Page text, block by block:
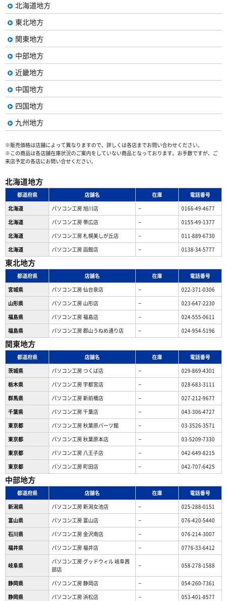
北海道地方
東北地方
関東地方
中部地方
近畿地方
中国地方
四国地方
九州地方
※販売価格は店舗によって異なりますので、詳しくは各店までお問い合わせください。
※この商品は各店舗在庫状況のご案内をしていない商品となっております。お手数ですが、ご
来店予定の各店にお問い合せください。
北海道地方
都道府県 店舗名 在庫
電話番号
北海道
パソコン工房 旭川店 −
0166-49-4677
北海道
パソコン工房 帯広店 −
0155-49-1377
北海道
パソコン⼯房 札幌美しが丘店 −
011-889-6730
北海道
パソコン工房 函館店 − 0138-34-5777
東北地方
都道府県 店舗名 在庫
電話番号
宮城県
パソコン工房 仙台泉店 −
022-371-0306
山形県
パソコン工房 山形店 −
023-647-2230
福島県
パソコン工房 福島店 −
024-555-0611
福島県
パソコン工房 郡山うねめ通り店 − 024-954-5196
関東地方
都道府県 店舗名 在庫
電話番号
茨城県
パソコン工房 つくば店 −
029-869-4301
栃木県
パソコン工房 宇都宮店 −
028-683-3111
群馬県
パソコン工房 新前橋店 −
027-212-9677
千葉県
パソコン工房 千葉店 −
043-306-4727
東京都
パソコン工房 秋葉原パーツ館 −
03-3526-3571
東京都
パソコン工房 秋葉原本店 −
03-5209-7330
東京都
パソコン工房 八王子店 −
042-649-8215
東京都
パソコン工房 町田店 − 042-707-6425
中部地方
都道府県 店舗名 在庫
電話番号
新潟県
パソコン工房 新潟女池店 −
025-288-0151
富山県
パソコン工房 富山店 −
076-420-5440
石川県
パソコン工房 金沢南店 −
076-214-3007
福井県
パソコン工房 福井店 − 0776-33-6412
岐阜県
パソコン工房 グッドウィル 岐阜茜
部店
− 058-278-1588
静岡県 パソコン工房 静岡店 −
054-260-7361
静岡県
パソコン工房 浜松店 − 053-401-8577